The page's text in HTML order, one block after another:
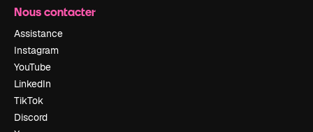
Nous contacter
Assistance
Instagram
YouTube
LinkedIn
TikTok
Discord